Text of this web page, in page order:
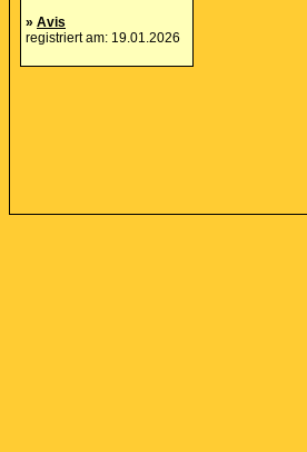
» Avis
registriert am: 19.01.2026